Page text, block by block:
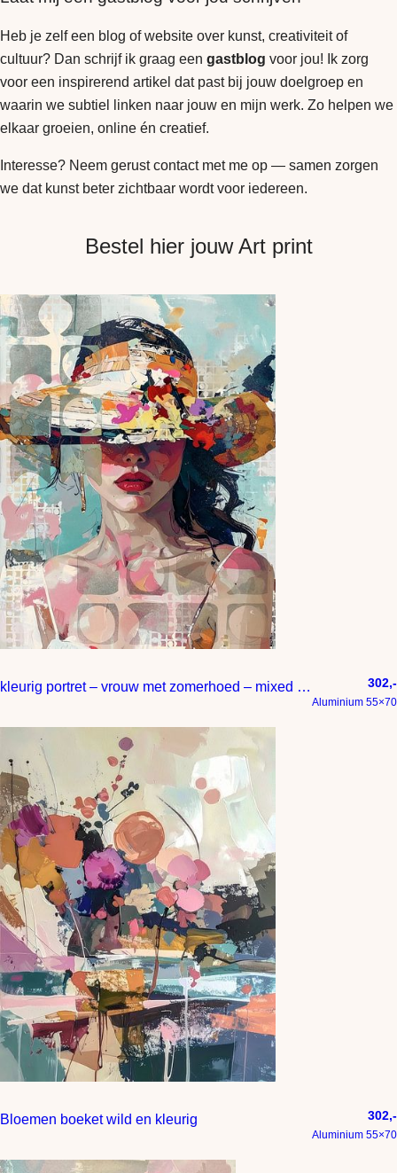
Heb je zelf een blog of website over kunst, creativiteit of
cultuur? Dan schrijf ik graag een gastblog voor jou! Ik zorg
voor een inspirerend artikel dat past bij jouw doelgroep en
waarin we subtiel linken naar jouw en mijn werk. Zo helpen we
elkaar groeien, online én creatief.
Interesse? Neem gerust contact met me op — samen zorgen
we dat kunst beter zichtbaar wordt voor iedereen.
Bestel hier jouw Art print
kleurig portret – vrouw met zomerhoed – mixed media 302,-
Aluminium 55×70
Bloemen boeket wild en kleurig 302,-
Aluminium 55×70